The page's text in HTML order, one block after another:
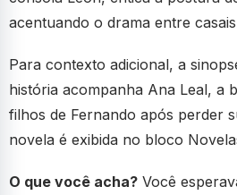
acentuando o drama entre
Para contexto adicional, a
história acompanha Ana Leal, a
filhos de Fernando após perder
novela é exibida no bloco
O que você acha? Você